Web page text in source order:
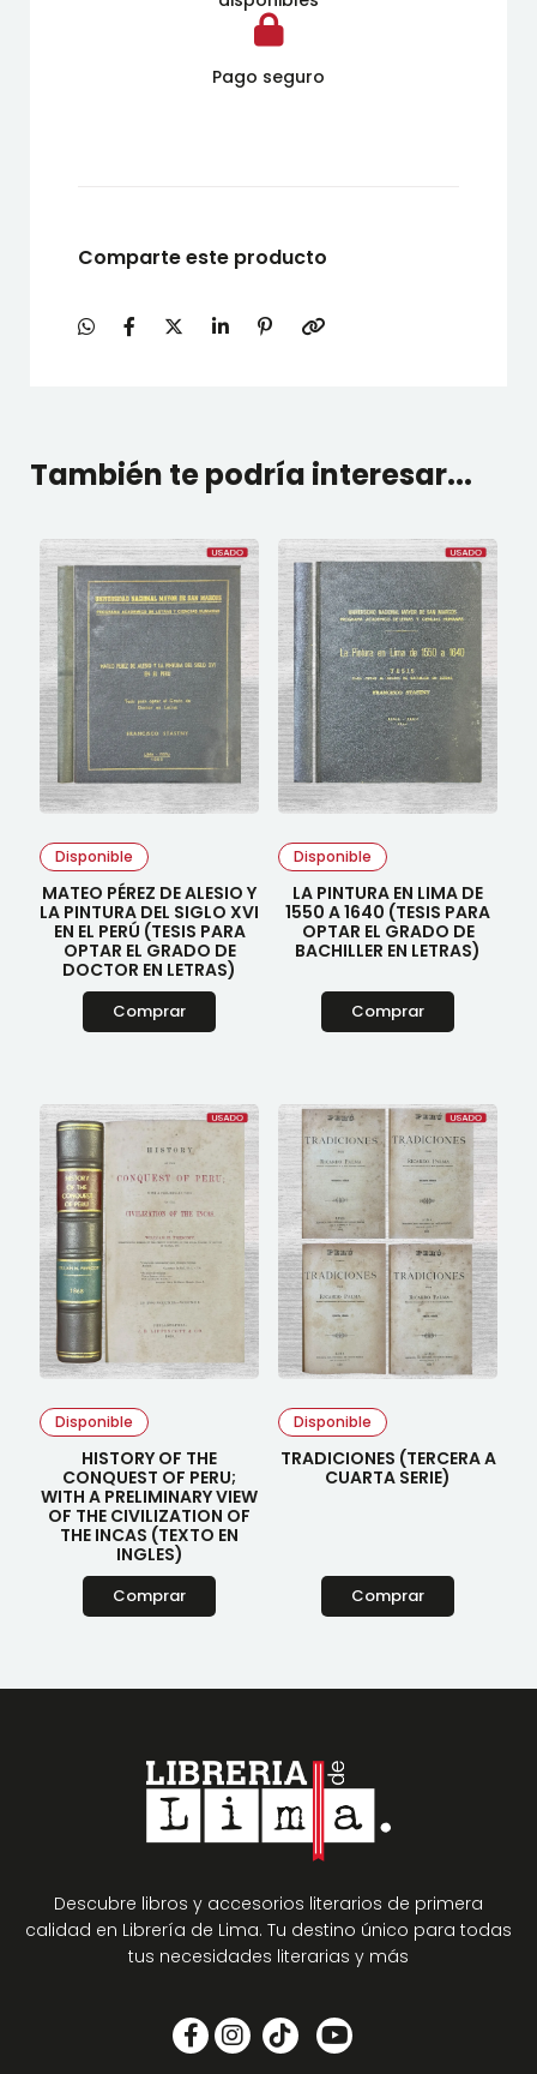
Pago seguro
Comparte este producto
También te podría interesar...
Disponible
MATEO PÉREZ DE ALESIO Y
LA PINTURA DEL SIGLO XVI
EN EL PERÚ (TESIS PARA
OPTAR EL GRADO DE
DOCTOR EN LETRAS)
Comprar
Disponible
LA PINTURA EN LIMA DE
1550 A 1640 (TESIS PARA
OPTAR EL GRADO DE
BACHILLER EN LETRAS)
Comprar
Disponible
HISTORY OF THE
CONQUEST OF PERU;
WITH A PRELIMINARY VIEW
OF THE CIVILIZATION OF
THE INCAS (TEXTO EN
INGLES)
Comprar
Disponible
TRADICIONES (TERCERA A
CUARTA SERIE)
Comprar
Descubre libros y accesorios literarios de primera
calidad en Librería de Lima. Tu destino único para todas
tus necesidades literarias y más